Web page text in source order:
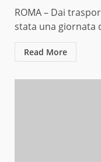
ROMA – Dai
stata una giornata
Read More